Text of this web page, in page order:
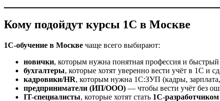
Кому подойдут курсы 1С в Москве
1С-обучение в Москве чаще всего выбирают:
новички, которым нужна понятная профессия и
бухгалтеры, которые хотят уверенно вести учёт в 1С и
кадровики/HR, которым нужна 1С:ЗУП (кадры, зарплата,
предприниматели (ИП/ООО) — чтобы вести учёт без
IT-специалисты, которые хотят стать 1С-разработчиком